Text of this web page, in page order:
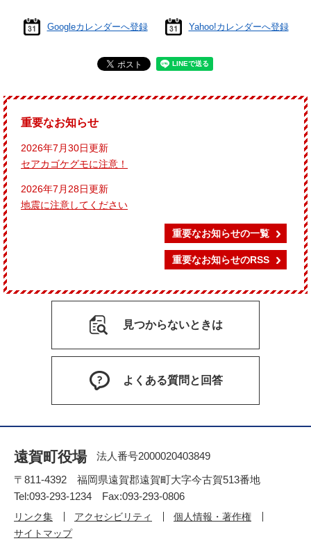
Googleカレンダーへ登録 Yahoo!カレンダーへ登録
重要なお知らせ
2026年7月30日更新
セアカゴケグモに注意！
2026年7月28日更新
地震に注意してください
重要なお知らせの一覧
重要なお知らせのRSS
見つからないときは
よくある質問と回答
遠賀町役場
法人番号2000020403849
〒811-4392 福岡県遠賀郡遠賀町大字今古賀513番地
Tel:093-293-1234 Fax:093-293-0806
リンク集 アクセシビリティ
個人情報・著作権
サイトマップ